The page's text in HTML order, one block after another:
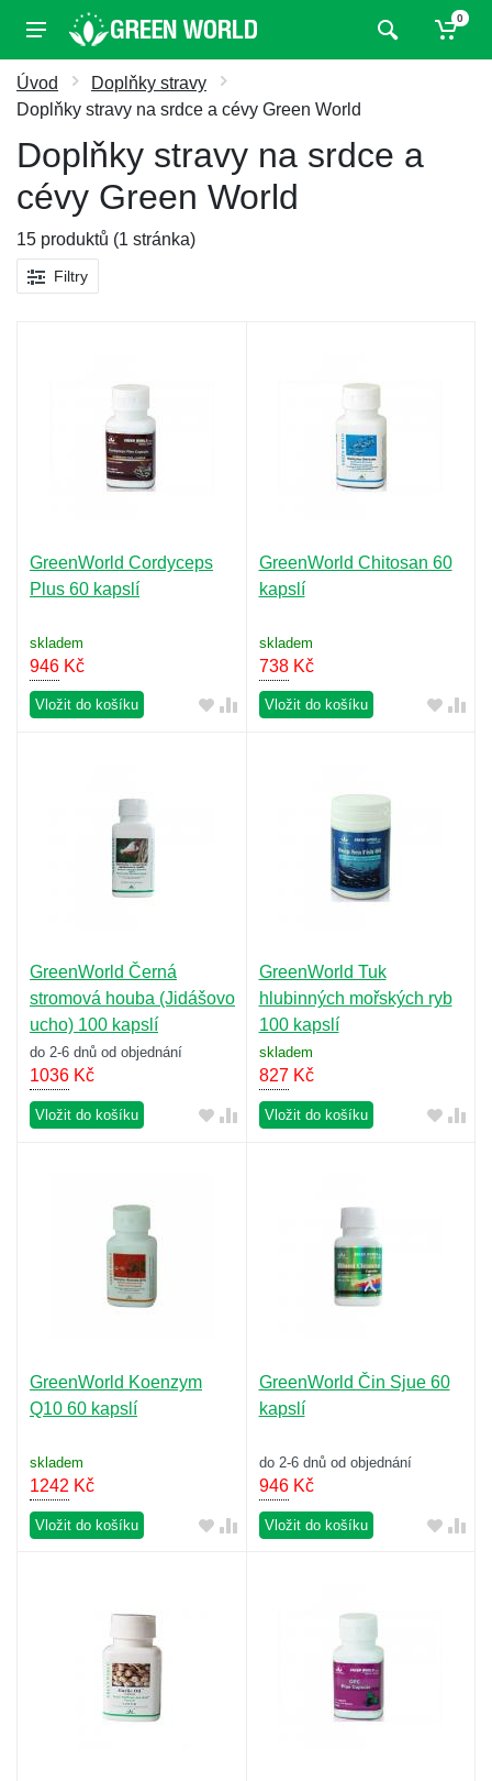
0
Úvod
Doplňky stravy
Doplňky stravy na srdce a cévy Green World
Doplňky stravy na srdce a
cévy Green World
15 produktů (1 stránka)
Filtry
GreenWorld Cordyceps
Plus 60 kapslí
skladem
946 Kč
Vložit do košíku
GreenWorld Chitosan 60
kapslí
skladem
738Kč
Vložit do košíku
GreenWorld Černá
stromová houba (Jidášovo
ucho) 100 kapslí
do 2-6 dnů od objednání
1036 Kč
Vložit do košíku
GreenWorld Tuk
hlubinných mořských ryb
100 kapslí
skladem
827Kč
Vložit do košíku
GreenWorld Koenzym
Q10 60 kapslí
skladem
1242 Kč
Vložit do košíku
GreenWorld Čin Sjue 60
kapslí
do 2-6 dnů od objednání
946Kč
Vložit do košíku